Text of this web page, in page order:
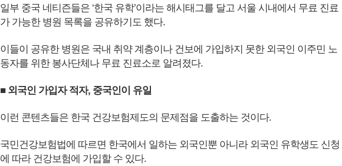
일부 중국 네티즌들은 ‘한국 유학’이라는 해시태그를 달고 서울 시내에서 무료 진료
가 가능한 병원 목록을 공유하기도 했다.
이들이 공유한 병원은 국내 취약 계층이나 건보에 가입하지 못한 외국인 이주민 노
동자를 위한 봉사단체나 무료 진료소로 알려졌다.
■ 외국인 가입자 적자, 중국인이 유일
이런 콘텐츠들은 한국 건강보험제도의 문제점을 도출하는 것이다.
국민건강보험법에 따르면 한국에서 일하는 외국인뿐 아니라 외국인 유학생도 신청
에 따라 건강보험에 가입할 수 있다.